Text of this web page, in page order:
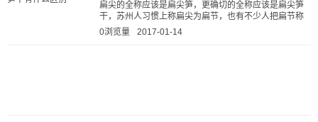
扁尖的全称应该是扁尖笋，更确切的全称应该是扁尖笋
干，苏州人习惯上称扁尖为扁节，也有不少人把扁节称
为焙熄。 扁尖是以竹子的嫩芽或...
0浏览量 2017-01-14